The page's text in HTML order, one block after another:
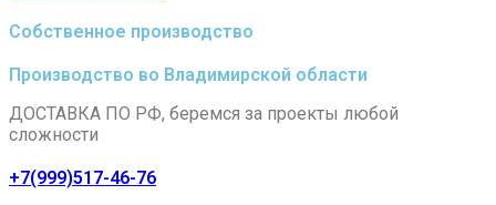
Собственное производство
Производство во Владимирской области
ДОСТАВКА ПО РФ, беремся за проекты любой
сложности
+7(999)517-46-76